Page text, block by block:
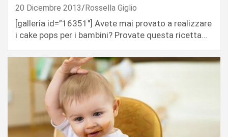
20 Dicembre 2013 Rossella Giglio
[galleria id=”16351″] Avete mai provato a realizzare
i cake pops per i bambini? Provate questa ricetta…